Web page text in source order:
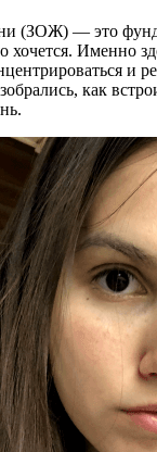
(ЗОЖ) — это
хочется. Именно
и
как